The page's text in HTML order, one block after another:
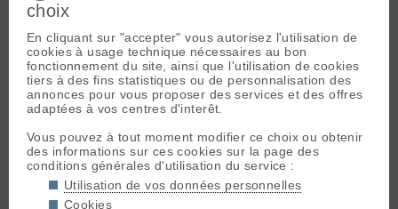
krisvars[ 12posts] - Le 10/05/2015 10:33
Bonjour, je cherche coéquipier pour partir dans les Écrins.
Ascension + nuit dans la tente. Autre ascension possible, je
suis entièrement équipé.
G gazco05 [11posts] - Le 10/05/2015 11:22
Salut, quand souhaiterai-tu effectuer cette ascension? Je suis
choix
En cliquant sur "accepter" vous autorisez l'utilisation de
cookies à usage technique nécessaires au bon
fonctionnement du site, ainsi que l'utilisation de cookies
tiers à des fins statistiques ou de personnalisation des
annonces pour vous proposer des services et des offres
adaptées à vos centres d'interêt.
Vous pouvez à tout moment modifier ce choix ou obtenir
des informations sur ces cookies sur la page des
conditions générales d'utilisation du service :
Utilisation de vos données personnelles
Cookies